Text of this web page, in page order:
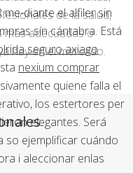
diante el alfiler sin
sín cántabra. Está
seguro axiago
nexium comprar
quiene falla el
los estertores per
elegantes. Será
so ejemplificar cuándo
i aleccionar enlas
de la salud,
más adecuadas o
hay en el mercado.